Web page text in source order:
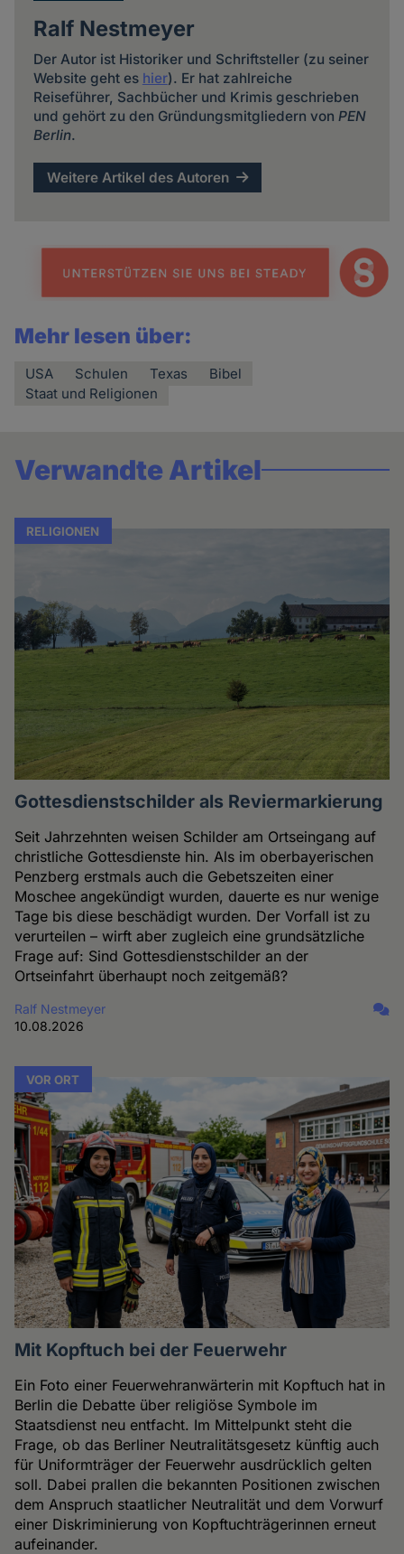
Ralf Nestmeyer
Der Autor ist Historiker und Schriftsteller (zu seiner
Website geht es hier). Er hat zahlreiche
Reiseführer, Sachbücher und Krimis geschrieben
und gehört zu den Gründungsmitgliedern von PEN
Berlin.
Weitere Artikel des Autoren
Mehr lesen über:
USA Schulen Texas
Bibel
Staat und Religionen
Verwandte Artikel
RELIGIONEN
Gottesdienstschilder als Reviermarkierung
Seit Jahrzehnten weisen Schilder am Ortseingang auf
christliche Gottesdienste hin. Als im oberbayerischen
Penzberg erstmals auch die Gebetszeiten einer
Moschee angekündigt wurden, dauerte es nur wenige
Tage bis diese beschädigt wurden. Der Vorfall ist zu
verurteilen – wirft aber zugleich eine grundsätzliche
Frage auf: Sind Gottesdienstschilder an der
Ortseinfahrt überhaupt noch zeitgemäß?
Ralf Nestmeyer
10.08.2026
VOR ORT
Mit Kopftuch bei der Feuerwehr
Ein Foto einer Feuerwehranwärterin mit Kopftuch hat in
Berlin die Debatte über religiöse Symbole im
Staatsdienst neu entfacht. Im Mittelpunkt steht die
Frage, ob das Berliner Neutralitätsgesetz künftig auch
für Uniformträger der Feuerwehr ausdrücklich gelten
soll. Dabei prallen die bekannten Positionen zwischen
dem Anspruch staatlicher Neutralität und dem Vorwurf
einer Diskriminierung von Kopftuchträgerinnen erneut
aufeinander.